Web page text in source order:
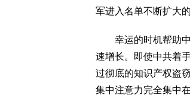
军进入名单不断扩大
幸运的时机帮助中
速增长。即使中共着
过彻底的知识产权盗
集中注意力完全集中